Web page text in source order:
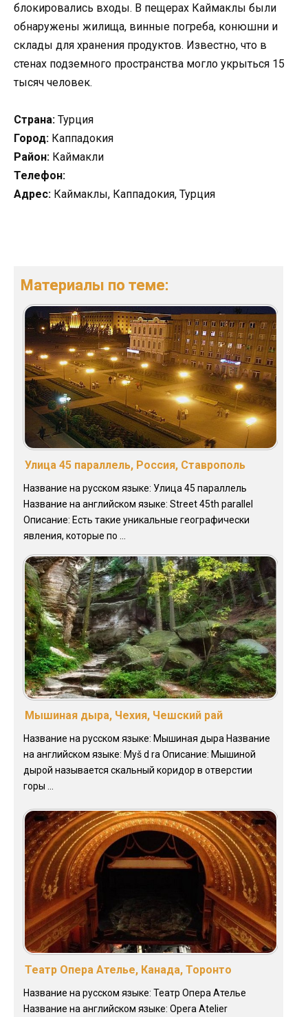
блокировались входы. В пещерах Каймаклы были
обнаружены жилища, винные погреба, конюшни и
склады для хранения продуктов. Известно, что в
стенах подземного пространства могло укрыться 15
тысяч человек.
Страна: Турция
Город: Каппадокия
Район: Каймакли
Телефон:
Адрес: Каймаклы, Каппадокия, Турция
Материалы по теме:
Улица 45 параллель, Россия, Ставрополь
Название на русском языке: Улица 45 параллель
Название на английском языке: Street 45th parallel
Описание: Есть такие уникальные географически
явления, которые по ...
Мышиная дыра, Чехия, Чешский рай
Название на русском языке: Мышиная дыра Название
на английском языке: Myš d ra Описание: Мышиной
дырой называется скальный коридор в отверстии
горы ...
Театр Опера Ателье, Канада, Торонто
Название на русском языке: Театр Опера Ателье
Название на английском языке: Opera Atelier